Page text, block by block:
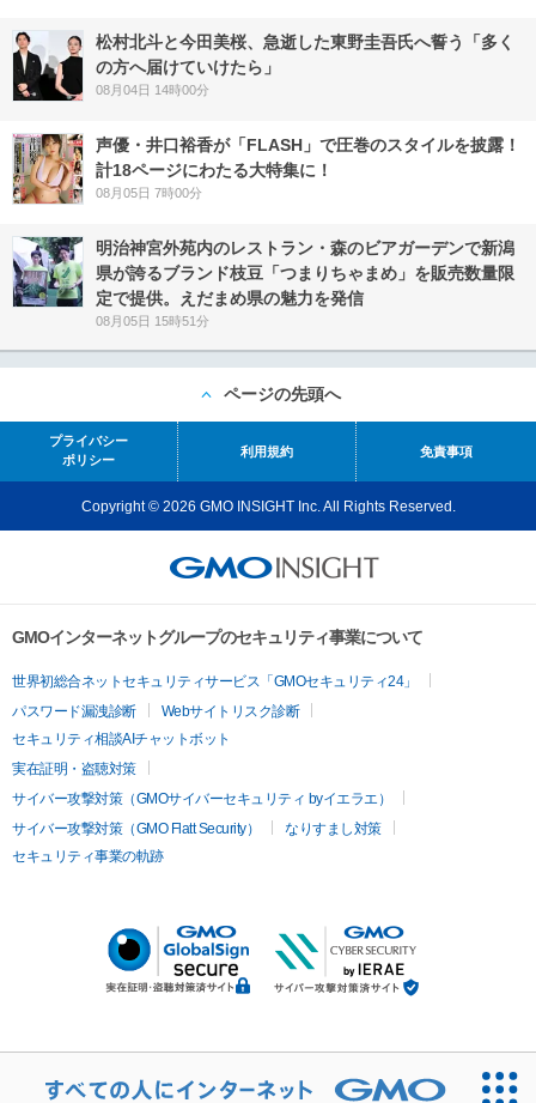
松村北斗と今田美桜、急逝した東野圭吾氏へ誓う「多く
の方へ届けていけたら」
08月04日 14時00分
声優・井口裕香が「FLASH」で圧巻のスタイルを披露！
計18ページにわたる大特集に！
08月05日 7時00分
明治神宮外苑内のレストラン・森のビアガーデンで新潟
県が誇るブランド枝豆「つまりちゃまめ」を販売数量限
定で提供。えだまめ県の魅力を発信
08月05日 15時51分
ページの先頭へ
プライバシー
ポリシー
利用規約 免責事項
Copyright © 2026 GMO INSIGHT Inc. All Rights Reserved.
GMOインターネットグループのセキュリティ事業について
世界初総合ネットセキュリティサービス「GMOセキュリティ24」
パスワード漏洩診断
Webサイトリスク診断
セキュリティ相談AIチャットボット
実在証明・盗聴対策
サイバー攻撃対策（GMOサイバーセキュリティ byイエラエ）
サイバー攻撃対策（GMO Flatt Security）
なりすまし対策
セキュリティ事業の軌跡